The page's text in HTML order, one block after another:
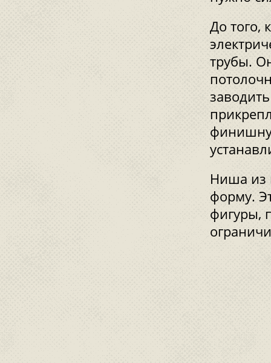
До того,
трубы.
Ниша из
форму.
фигуры,